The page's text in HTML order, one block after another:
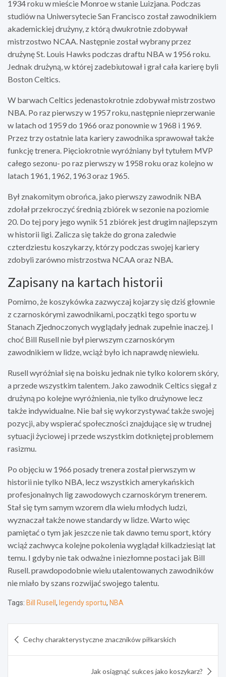
1934 roku w mieście Monroe w stanie Luizjana. Podczas
studiów na Uniwersytecie San Francisco został zawodnikiem
akademickiej drużyny, z którą dwukrotnie zdobywał
mistrzostwo NCAA. Następnie został wybrany przez
drużynę St. Louis Hawks podczas draftu NBA w 1956 roku.
Jednak drużyną, w której zadebiutował i grał cała karierę byli
Boston Celtics.
W barwach Celtics jedenastokrotnie zdobywał mistrzostwo
NBA. Po raz pierwszy w 1957 roku, następnie nieprzerwanie
w latach od 1959 do 1966 oraz ponownie w 1968 i 1969.
Przez trzy ostatnie lata kariery zawodnika sprawował także
funkcję trenera. Pięciokrotnie wyróżniany był tytułem MVP
całego sezonu- po raz pierwszy w 1958 roku oraz kolejno w
latach 1961, 1962, 1963 oraz 1965.
Był znakomitym obrońca, jako pierwszy zawodnik NBA
zdołał przekroczyć średnią zbiórek w sezonie na poziomie
20. Do tej pory jego wynik 51 zbiórek jest drugim najlepszym
w historii ligi. Zalicza się także do grona zaledwie
czterdziestu koszykarzy, którzy podczas swojej kariery
zdobyli zarówno mistrzostwa NCAA oraz NBA.
Zapisany na kartach historii
Pomimo, że koszykówka zazwyczaj kojarzy się dziś głownie
z czarnoskórymi zawodnikami, początki tego sportu w
Stanach Zjednoczonych wyglądały jednak zupełnie inaczej. I
choć Bill Rusell nie był pierwszym czarnoskórym
zawodnikiem w lidze, wciąż było ich naprawdę niewielu.
Rusell wyróżniał się na boisku jednak nie tylko kolorem skóry,
a przede wszystkim talentem. Jako zawodnik Celtics sięgał z
drużyną po kolejne wyróżnienia, nie tylko drużynowe lecz
także indywidualne. Nie bał się wykorzystywać także swojej
pozycji, aby wspierać społeczności znajdujące się w trudnej
sytuacji życiowej i przede wszystkim dotkniętej problemem
rasizmu.
Po objęciu w 1966 posady trenera został pierwszym w
historii nie tylko NBA, lecz wszystkich amerykańskich
profesjonalnych lig zawodowych czarnoskórym trenerem.
Stał się tym samym wzorem dla wielu młodych ludzi,
wyznaczał także nowe standardy w lidze. Warto więc
pamiętać o tym jak jeszcze nie tak dawno temu sport, który
wciąż zachwyca kolejne pokolenia wyglądał kilkadziesiąt lat
temu. I gdyby nie tak odważne i niezłomne postaci jak Bill
Rusell. prawdopodobnie wielu utalentowanych zawodników
nie miało by szans rozwijać swojego talentu.
Tags: Bill Rusell , legendy sportu, NBA
wpisu
Cechy charakterystyczne znaczników piłkarskich
Jak osiągnąć sukces jako koszykarz?